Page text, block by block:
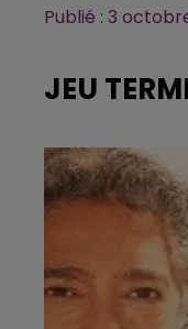
Publié : 3
JEU